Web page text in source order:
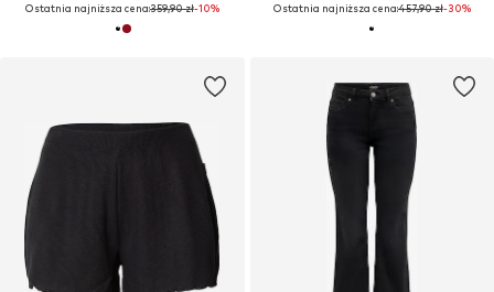
Ostatnia najniższa cena:359,90 zł-10% Ostatnia najniższa cena:457,90 zł-30%